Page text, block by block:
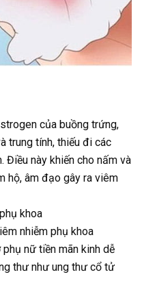
của buồng trứng,
trung tính, thiếu đi các
Điều này khiến cho nấm và
hộ, âm đạo gây ra viêm
khoa
nhiễm phụ khoa
nữ tiền mãn kinh dễ
thư như ung thư cổ tử